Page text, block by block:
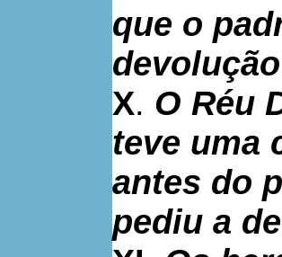
que o
X. O Réu
teve uma
antes do
pediu a